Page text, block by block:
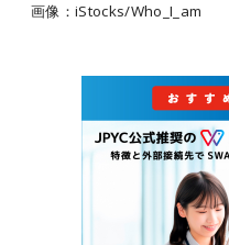
画像：iStocks/Who_I_am